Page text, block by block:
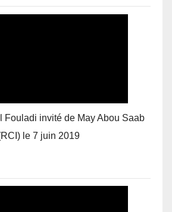
Fouladi invité de May Abou Saab
le 7 juin 2019